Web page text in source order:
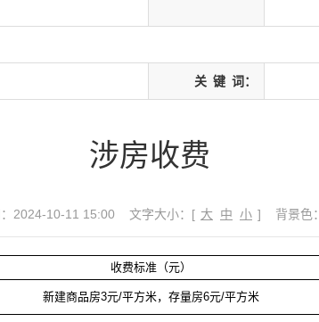
关 键 词：
涉房收费
2024-10-11 15:00 文字大小：[ 大 中 小 ] 背景色：
收费标准（元）
新建商品房3元/平方米，存量房6元/平方米